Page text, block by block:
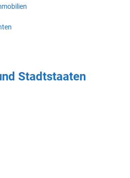
Stadtstaaten